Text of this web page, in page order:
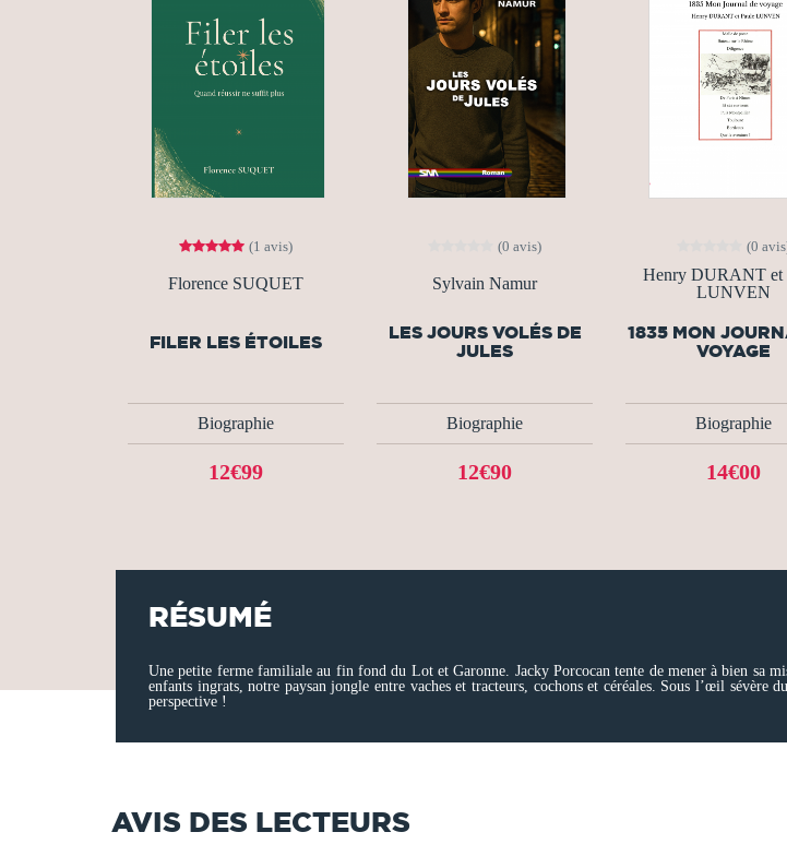
(1 avis)
Florence SUQUET
FILER LES ÉTOILES
Biographie
12€99
(0 avis)
Sylvain Namur
LES JOURS VOLÉS DE
JULES
Biographie
12€90
(0
Henry DURANT et
LUNVEN
1835 MON
VOYAGE
Biographie
14€00
RÉSUMÉ
Une petite ferme familiale au fin fond du Lot et Garonne. Jacky Porcocan tente de mener à bien sa
enfants ingrats, notre paysan jongle entre vaches et tracteurs, cochons et céréales. Sous l’œil
perspective !
AVIS DES LECTEURS